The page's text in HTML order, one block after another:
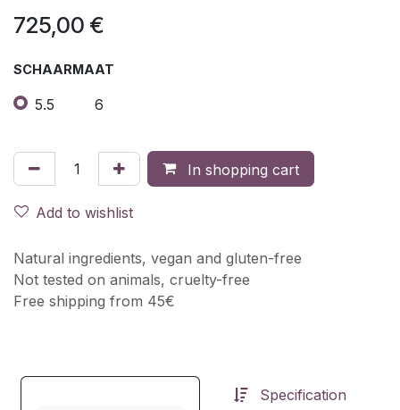
725,00 €
SCHAARMAAT
5.5 6
In shopping cart
Add to wishlist
Natural ingredients, vegan and gluten-free
Not tested on animals, cruelty-free
Free shipping from 45€
Specification